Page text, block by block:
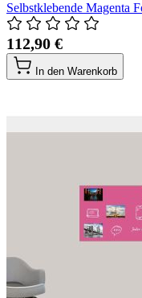
Selbstklebende Magenta
112,90 €
In den Warenkorb